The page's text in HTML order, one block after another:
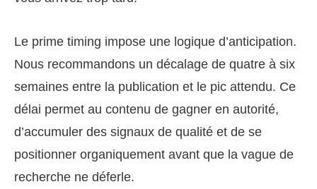
Le prime timing impose une logique d’anticipation.
Nous recommandons un décalage de quatre à six
semaines entre la publication et le pic attendu. Ce
délai permet au contenu de gagner en autorité,
d’accumuler des signaux de qualité et de se
positionner organiquement avant que la vague de
recherche ne déferle.